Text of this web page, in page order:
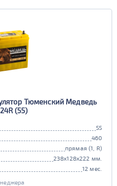
Тюменский Медведь
(55)
55
460
прямая (1, R)
238x128x222 мм.
12 мес.